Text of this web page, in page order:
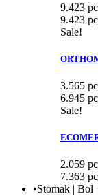
9.423
9.423
Sale!
3.565
6.945
Sale!
2.059
7.363
•Stomak | Bol